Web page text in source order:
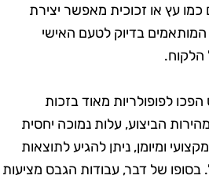
עץ או זכוכית מאפשר יצירת
המותאמים בדיוק לטעם האישי
הלקוח.
לפופולריות מאוד בזכות
הביצוע, עלות נמוכה יחסית
ומיומן, ניתן להגיע לתוצאות
של דבר, עבודות הגבס מציעות